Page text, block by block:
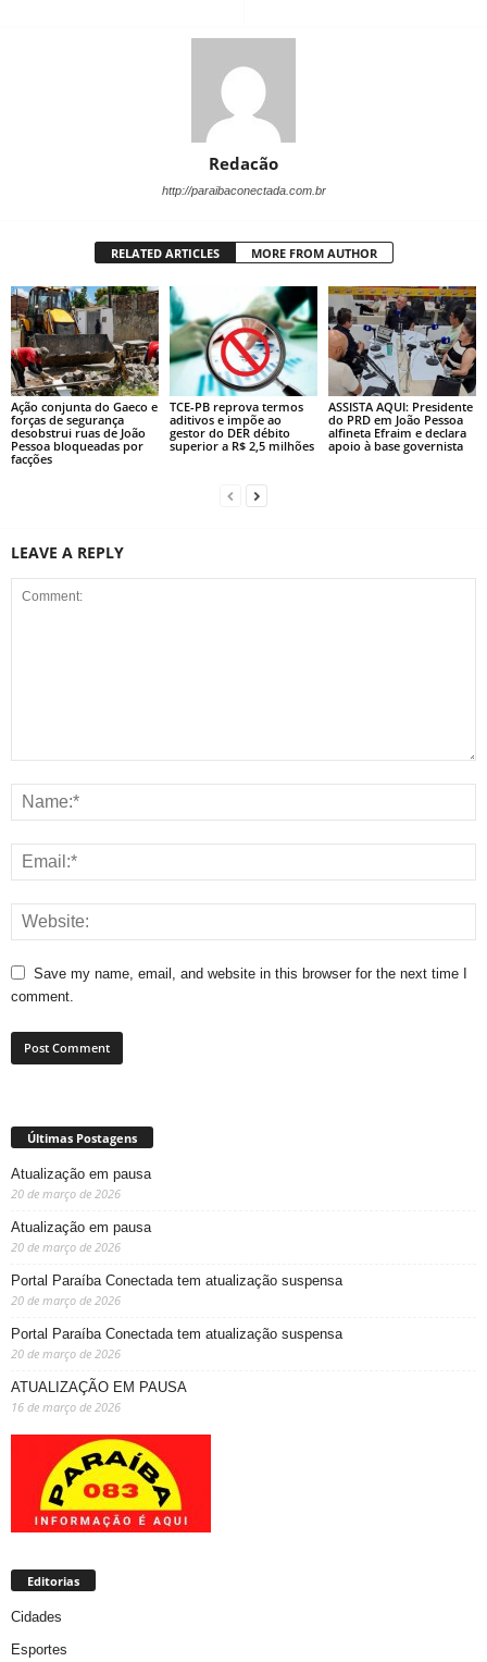
Redacão
http://paraibaconectada.com.br
RELATED ARTICLES MORE FROM AUTHOR
Ação conjunta do Gaeco e
forças de segurança
desobstrui ruas de João
Pessoa bloqueadas por
facções
TCE-PB reprova termos
aditivos e impõe ao
gestor do DER débito
superior a R$ 2,5 milhões
ASSISTA AQUI: Presidente
do PRD em João Pessoa
alfineta Efraim e declara
apoio à base governista
LEAVE A REPLY
Save my name, email, and website in this browser for the next time I
comment.
Últimas Postagens
Atualização em pausa
20 de março de 2026
Atualização em pausa
20 de março de 2026
Portal Paraíba Conectada tem atualização suspensa
20 de março de 2026
Portal Paraíba Conectada tem atualização suspensa
20 de março de 2026
ATUALIZAÇÃO EM PAUSA
16 de março de 2026
Editorias
Cidades
Esportes